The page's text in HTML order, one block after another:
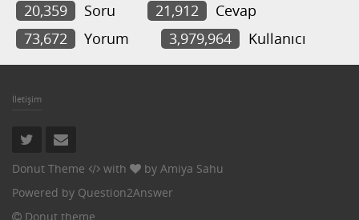
20,359 Soru 21,912
Cevap
73,672
Yorum 3,979,964 Kullanıcı
İletişim
Donut Theme with by Amiya Sahu
Powered by Question2Answer
Donut theme